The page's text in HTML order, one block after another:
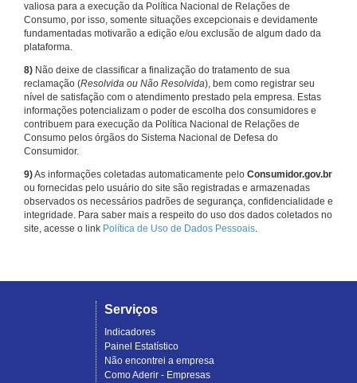
valiosa para a execução da Política Nacional de Relações de
Consumo, por isso, somente situações excepcionais e devidamente
fundamentadas motivarão a edição e/ou exclusão de algum dado da
plataforma.
8) Não deixe de classificar a finalização do tratamento de sua
reclamação (Resolvida ou Não Resolvida), bem como registrar seu
nível de satisfação com o atendimento prestado pela empresa. Estas
informações potencializam o poder de escolha dos consumidores e
contribuem para execução da Política Nacional de Relações de
Consumo pelos órgãos do Sistema Nacional de Defesa do
Consumidor.
9)As informações coletadas automaticamente pelo Consumidor.gov.br
ou fornecidas pelo usuário do site são registradas e armazenadas
observados os necessários padrões de segurança, confidencialidade e
integridade. Para saber mais a respeito do uso dos dados coletados no
site, acesse o link Política de Uso de Dados Pessoais.
Serviços
Indicadores
Painel Estatístico
Não encontrei a empresa
Como Aderir - Empresas